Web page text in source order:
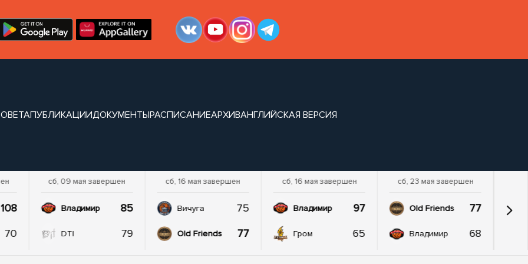
ПУБЛИКАЦИИДОКУМЕНТЫРАСПИСАНИЕАРХИВАНГЛИЙСКАЯ ВЕРСИЯ
108
70
сб, 09 мая завершен
Владимир 85
DTI 79
сб, 16 мая завершен
Вичуга 75
Old Friends 77
сб, 16 мая завершен
Владимир 97
Гром 65
сб, 23 мая завершен
Old Friends 77
Владимир 68